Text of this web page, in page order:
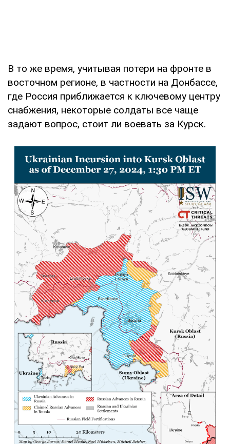
В то же время, учитывая потери на фронте в
восточном регионе, в частности на Донбассе,
где Россия приближается к ключевому центру
снабжения, некоторые солдаты все чаще
задают вопрос, стоит ли воевать за Курск.